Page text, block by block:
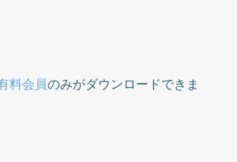
料会員のみがダウンロードできま